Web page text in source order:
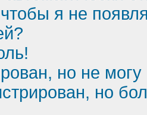
я не
но не могу
но